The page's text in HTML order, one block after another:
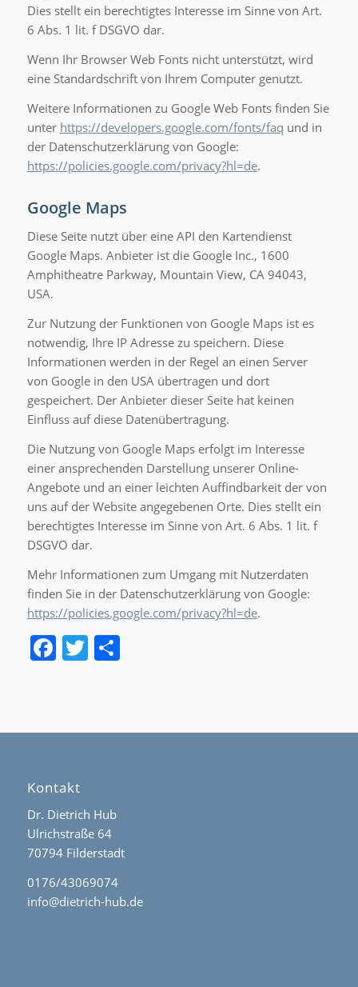
Dies stellt ein berechtigtes Interesse im Sinne von Art.
6 Abs. 1 lit. f DSGVO dar.
Wenn Ihr Browser Web Fonts nicht unterstützt, wird
eine Standardschrift von Ihrem Computer genutzt.
Weitere Informationen zu Google Web Fonts finden Sie
unter https://developers.google.com/fonts/faq und in
der Datenschutzerklärung von Google:
https://policies.google.com/privacy?hl=de.
Google Maps
Diese Seite nutzt über eine API den Kartendienst
Google Maps. Anbieter ist die Google Inc., 1600
Amphitheatre Parkway, Mountain View, CA 94043,
USA.
Zur Nutzung der Funktionen von Google Maps ist es
notwendig, Ihre IP Adresse zu speichern. Diese
Informationen werden in der Regel an einen Server
von Google in den USA übertragen und dort
gespeichert. Der Anbieter dieser Seite hat keinen
Einfluss auf diese Datenübertragung.
Die Nutzung von Google Maps erfolgt im Interesse
einer ansprechenden Darstellung unserer Online-
Angebote und an einer leichten Auffindbarkeit der von
uns auf der Website angegebenen Orte. Dies stellt ein
berechtigtes Interesse im Sinne von Art. 6 Abs. 1 lit. f
DSGVO dar.
Mehr Informationen zum Umgang mit Nutzerdaten
finden Sie in der Datenschutzerklärung von Google:
https://policies.google.com/privacy?hl=de.
Facebook
Twitter
Teilen
Kontakt
Dr. Dietrich Hub
Ulrichstraße 64
70794 Filderstadt
0176/43069074
info@dietrich-hub.de